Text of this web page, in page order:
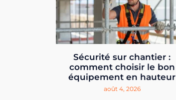
Sécurité sur chantier :
comment choisir le bon
équipement en hauteur
août 4, 2026